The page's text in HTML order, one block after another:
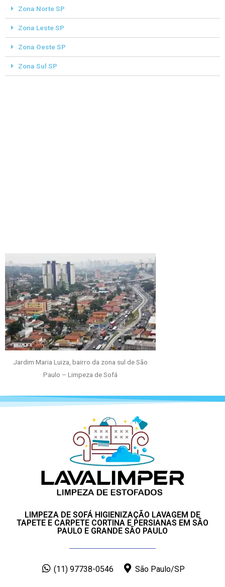
Zona Norte SP
Zona Leste SP
Zona Oeste SP
Zona Sul SP
Jardim Maria Luiza, bairro da zona sul de São
Paulo – Limpeza de Sofá
LIMPEZA DE SOFÁ HIGIENIZAÇÃO LAVAGEM DE
TAPETE E CARPETE CORTINA E PERSIANAS EM SÃO
PAULO E GRANDE SÃO PAULO
(11) 97738-0546 São Paulo/SP